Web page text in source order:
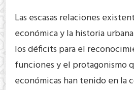
Las escasas relaciones
económica y la historia
los déficits para el
funciones y el protagonismo
económicas han tenido en la